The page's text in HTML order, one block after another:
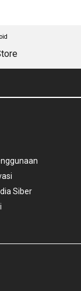
Siber